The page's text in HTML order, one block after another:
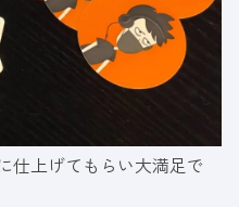
仕上げてもらい大満足で